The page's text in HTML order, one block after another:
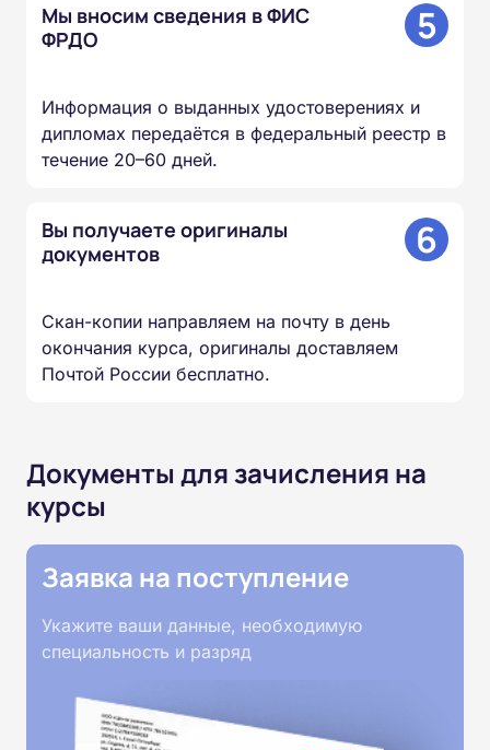
Мы вносим сведения в ФИС
ФРДО
5
Информация о выданных удостоверениях и
дипломах передаётся в федеральный реестр в
течение 20–60 дней.
Вы получаете оригиналы
документов
6
Скан-копии направляем на почту в день
окончания курса, оригиналы доставляем
Почтой России бесплатно.
Документы для зачисления на
курсы
Заявка на поступление
Укажите ваши данные, необходимую
специальность и разряд